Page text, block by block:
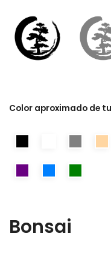
Color aproximado de
Bonsai